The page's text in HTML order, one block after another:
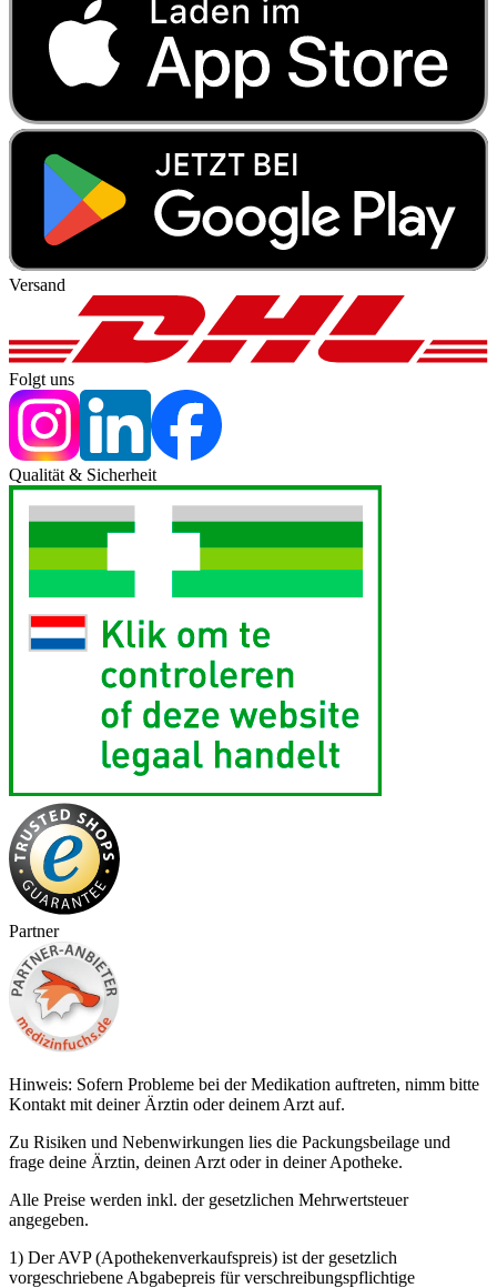
Versand
Folgt uns
Qualität & Sicherheit
Partner
Hinweis: Sofern Probleme bei der Medikation auftreten, nimm bitte
Kontakt mit deiner Ärztin oder deinem Arzt auf.
Zu Risiken und Nebenwirkungen lies die Packungsbeilage und
frage deine Ärztin, deinen Arzt oder in deiner Apotheke.
Alle Preise werden inkl. der gesetzlichen Mehrwertsteuer
angegeben.
1) Der AVP (Apothekenverkaufspreis) ist der gesetzlich
vorgeschriebene Abgabepreis für verschreibungspflichtige